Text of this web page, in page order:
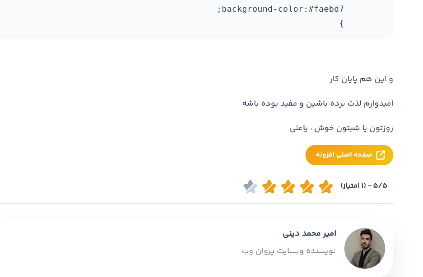
و این هم پایان کار
امیدوارم لذت برده باشین و مفید بوده باشه
روزتون یا شبتون خوش ، یاعلی
صفحه اصلی افزونه
5/5 - (1 امتیاز)
امیر محمد دینی
نویسنده وبسایت پروان وب